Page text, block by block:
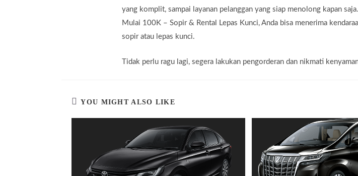
yang komplit, sampai layanan pelanggan yang siap menolong kapan
Mulai 100K – Sopir & Rental Lepas Kunci, Anda bisa menerima
sopir atau lepas kunci.
Tidak perlu ragu lagi, segera lakukan pengorderan dan nikmati
YOU MIGHT ALSO LIKE